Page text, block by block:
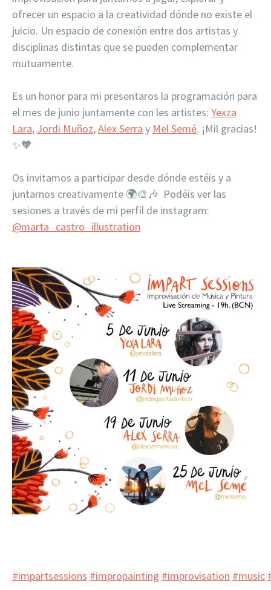
ofrecer un espacio a la creatividad dónde no existe el
juicio. Un espacio de conexión entre dos artistas y
disciplinas distintas que se pueden complementar
mutuamente.
Es un honor para mi presentaros la programación para
el mes de junio juntamente con les artistes: Yexza
Lara, Jordi Muñoz,Alex Serra y Mel Semé. ¡Mil gracias!
✨🧡
Os invitamos a participar desde dónde estéis y a
juntarnos creativamente 🌍🎨🎶 Podéis ver las
sesiones a través de mi perfil de instagram:
@marta_castro_illustration
#impartsessions #impropainting #improvisation #music